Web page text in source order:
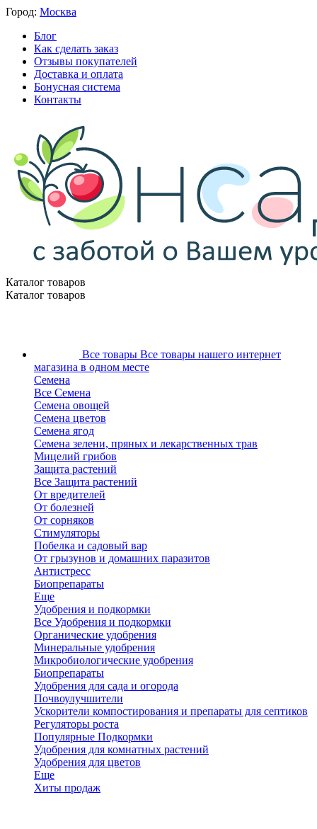
Город: Москва
Блог
Как сделать заказ
Отзывы покупателей
Доставка и оплата
Бонусная система
Контакты
Каталог товаров
Каталог товаров
Все товары Все товары нашего интернет
магазина в одном месте
Семена
Все Семена
Семена овощей
Семена цветов
Семена ягод
Семена зелени, пряных и лекарственных трав
Мицелий грибов
Защита растений
Все Защита растений
От вредителей
От болезней
От сорняков
Стимуляторы
Побелка и садовый вар
От грызунов и домашних паразитов
Антистресс
Биопрепараты
Еще
Удобрения и подкормки
Все Удобрения и подкормки
Органические удобрения
Минеральные удобрения
Микробиологические удобрения
Биопрепараты
Удобрения для сада и огорода
Почвоулучшители
Ускорители компостирования и препараты для септиков
Регуляторы роста
Популярные Подкормки
Удобрения для комнатных растений
Удобрения для цветов
Еще
Хиты продаж